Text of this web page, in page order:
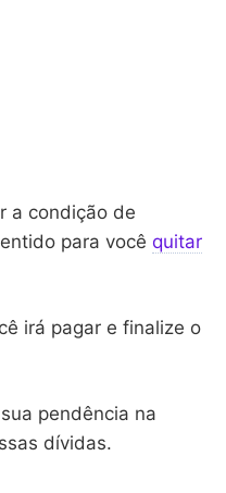
a condição de
para você quitar
irá pagar e finalize o
pendência na
dívidas.